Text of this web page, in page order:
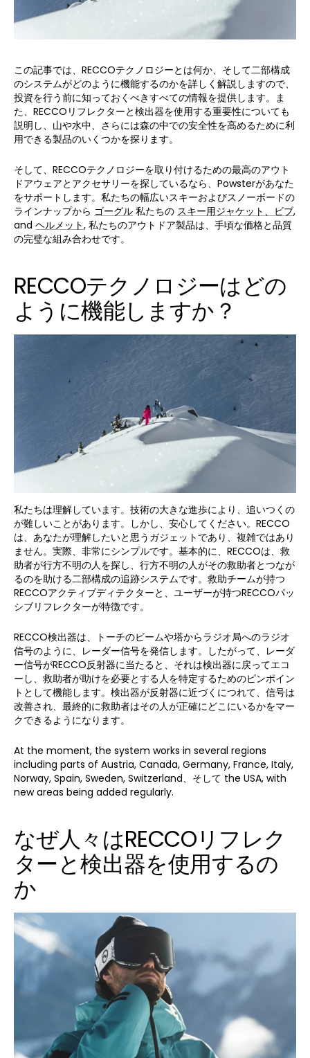
この記事では、RECCOテクノロジーとは何か、そして二部構成
のシステムがどのように機能するのかを詳しく解説しますので、
投資を行う前に知っておくべきすべての情報を提供します。ま
た、RECCOリフレクターと検出器を使用する重要性についても
説明し、山や水中、さらには森の中での安全性を高めるために利
用できる製品のいくつかを探ります。
そして、RECCOテクノロジーを取り付けるための最高のアウト
ドアウェアとアクセサリーを探しているなら、Powsterがあなた
をサポートします。私たちの幅広いスキーおよびスノーボードの
ラインナップから ゴーグル 私たちの スキー用ジャケット、ビブ,
and ヘルメット, 私たちのアウトドア製品は、手頃な価格と品質
の完璧な組み合わせです。
RECCOテクノロジーはどの
ように機能しますか？
私たちは理解しています。技術の大きな進歩により、追いつくの
が難しいことがあります。しかし、安心してください。RECCO
は、あなたが理解したいと思うガジェットであり、複雑ではあり
ません。実際、非常にシンプルです。基本的に、RECCOは、救
助者が行方不明の人を探し、行方不明の人がその救助者とつなが
るのを助ける二部構成の追跡システムです。救助チームが持つ
RECCOアクティブディテクターと、ユーザーが持つRECCOパッ
シブリフレクターが特徴です。
RECCO検出器は、トーチのビームや塔からラジオ局へのラジオ
信号のように、レーダー信号を発信します。したがって、レーダ
ー信号がRECCO反射器に当たると、それは検出器に戻ってエコ
ーし、救助者が助けを必要とする人を特定するためのピンポイン
トとして機能します。検出器が反射器に近づくにつれて、信号は
改善され、最終的に救助者はその人が正確にどこにいるかをマー
クできるようになります。
At the moment, the system works in several regions
including parts of Austria, Canada, Germany, France, Italy,
Norway, Spain, Sweden, Switzerland、そして the USA, with
new areas being added regularly.
なぜ人々はRECCOリフレク
ターと検出器を使用するの
か